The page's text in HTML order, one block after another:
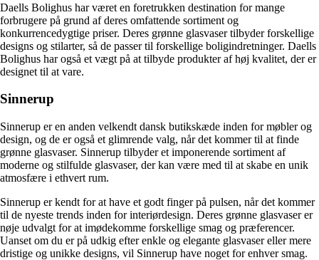
Daells Bolighus har været en foretrukken destination for mange
forbrugere på grund af deres omfattende sortiment og
konkurrencedygtige priser. Deres grønne glasvaser tilbyder forskellige
designs og stilarter, så de passer til forskellige boligindretninger. Daells
Bolighus har også et vægt på at tilbyde produkter af høj kvalitet, der er
designet til at vare.
Sinnerup
Sinnerup er en anden velkendt dansk butikskæde inden for møbler og
design, og de er også et glimrende valg, når det kommer til at finde
grønne glasvaser. Sinnerup tilbyder et imponerende sortiment af
moderne og stilfulde glasvaser, der kan være med til at skabe en unik
atmosfære i ethvert rum.
Sinnerup er kendt for at have et godt finger på pulsen, når det kommer
til de nyeste trends inden for interiørdesign. Deres grønne glasvaser er
nøje udvalgt for at imødekomme forskellige smag og præferencer.
Uanset om du er på udkig efter enkle og elegante glasvaser eller mere
dristige og unikke designs, vil Sinnerup have noget for enhver smag.